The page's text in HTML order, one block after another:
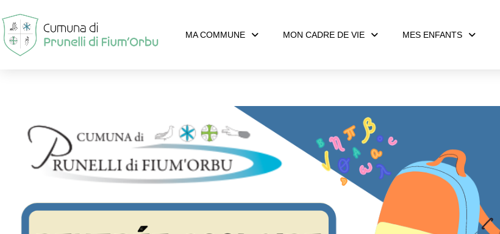
MA COMMUNE MON CADRE DE VIE MES ENFANTS